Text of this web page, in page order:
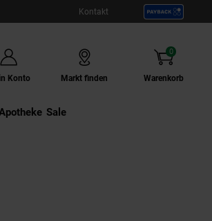
Kontakt
Konto Markt finden Warenkorb
0
Artikel
Link:
Sale